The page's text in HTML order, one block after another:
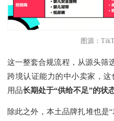
图源：
这一整套合规流程，从源头筛
跨境认证能力的中小卖家，这
用品长期处于“供给不足”的状态
除此之外，本土品牌扎堆也是